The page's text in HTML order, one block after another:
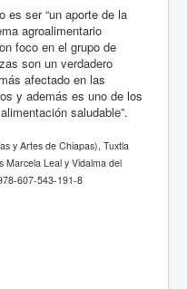
es ser “un aporte de la
agroalimentario
foco en el grupo de
son un verdadero
afectado en las
y además es uno de los
saludable”.
y Artes de Chiapas), Tuxtla
Marcela Leal y Vidalma del
607-543-191-8